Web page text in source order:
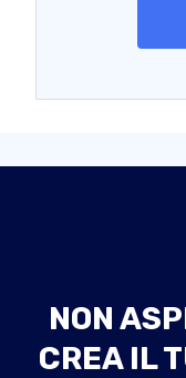
NON
CREA IL